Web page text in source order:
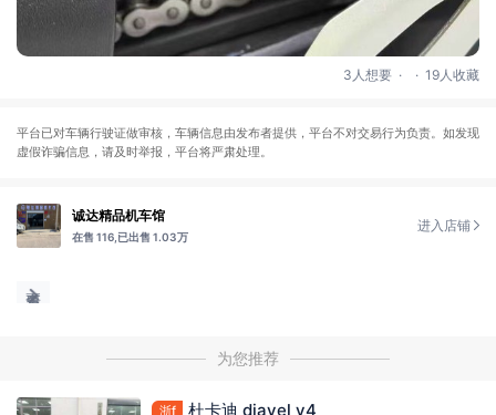
3人想要 . . 19人收藏
平台已对车辆行驶证做审核，车辆信息由发布者提供，平台不对交易行为负责。如发现
虚假诈骗信息，请及时举报，平台将严肃处理。
诚达精品机车馆
在售 116, 已出售 1.03万
进入店铺
为您推荐
浙f 杜卡迪 diavel v4